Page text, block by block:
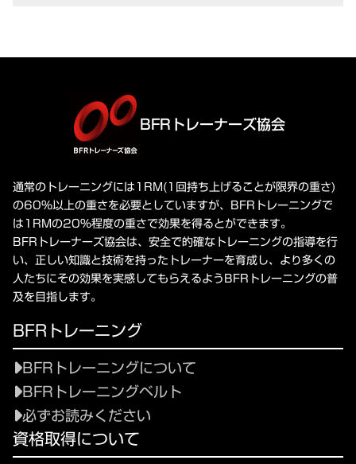
BFRトレーナーズ協会
通常のトレーニングには1RM(1回持ち上げることが限界の重さ)
の60%以上の重さを必要としていますが、BFRトレーニングで
は1RMの20%程度の重さで効果を得るとができます。
BFRトレーナーズ協会は、安全で的確なトレーニングの指導を行
い、正しい知識と技術を持ったトレーナーを育成し、より多くの
人たちにその効果を実感してもらえるようBFRトレーニングの普
及を目指します。
BFRトレーニング
BFRトレーニングについて
BFRトレーニングベルト
必ずお読みください
資格取得について